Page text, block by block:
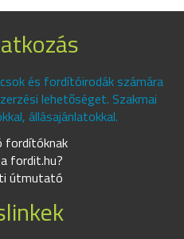
és fordítóirodák számára
lehetőséget. Szakmai
állásajánlatokkal.
fordítóknak
fordit.hu?
útmutató